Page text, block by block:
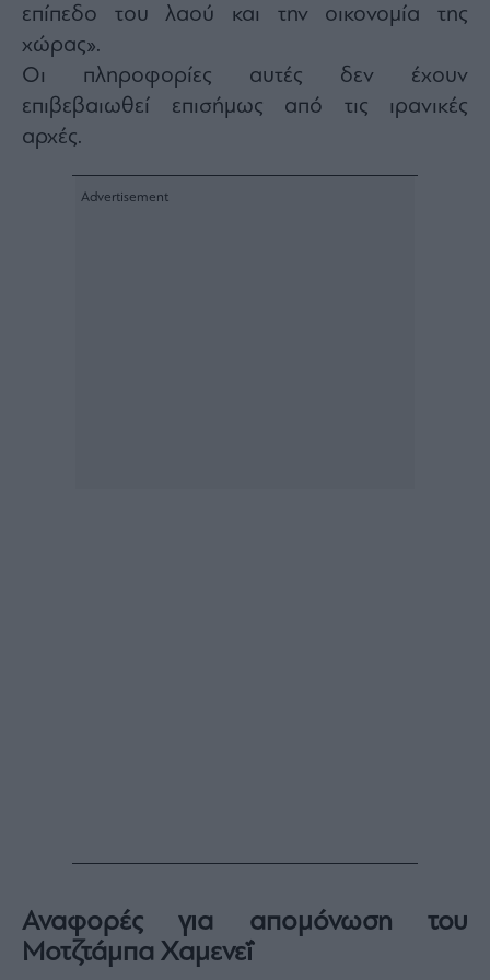
επίπεδο του λαού και την οικονομία της
χώρας».
Οι πληροφορίες αυτές δεν έχουν
επιβεβαιωθεί επισήμως από τις ιρανικές
αρχές.
Αναφορές για απομόνωση του
Μοτζτάμπα Χαμενεΐ